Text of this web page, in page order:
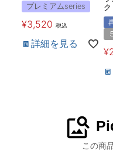
プレミアムseries
¥3,520 税込
詳細を見る
ク
¥
image_search
この商